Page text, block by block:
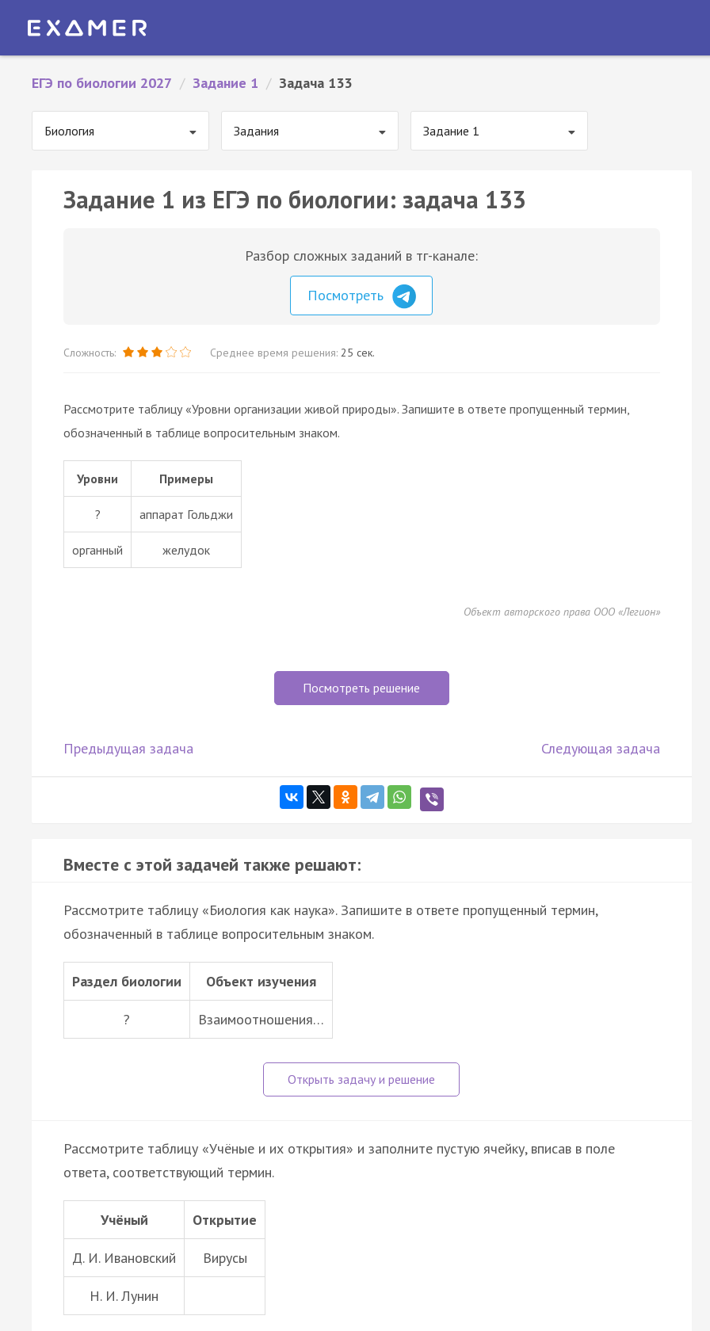
ЕГЭ по биологии 2027 / Задание 1 / Задача 133
Биология Задания Задание 1
Задание 1 из ЕГЭ по биологии: задача 133
Разбор сложных заданий в тг-канале:
Посмотреть
Сложность: Среднее время решения: 25 сек.
Рассмотрите таблицу «Уровни организации живой природы». Запишите в ответе пропущенный термин,
обозначенный в таблице вопросительным знаком.
Уровни Примеры
? аппарат Гольджи
органный желудок
Объект авторского права ООО «Легион»
Посмотреть решение
Предыдущая задача Следующая задача
Вместе с этой задачей также решают:
Рассмотрите таблицу «Биология как наука». Запишите в ответе пропущенный термин,
обозначенный в таблице вопросительным знаком.
Раздел биологии Объект изучения
? Взаимоотношения…
Рассмотрите таблицу «Учёные и их открытия» и заполните пустую ячейку, вписав в поле
ответа, соответствующий термин.
Учёный Открытие
Д. И. Ивановский Вирусы
Н. И. Лунин